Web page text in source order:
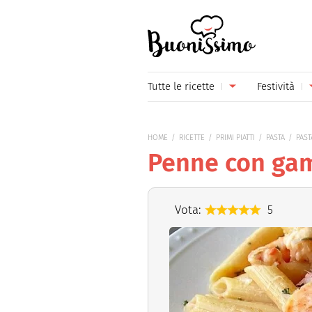
Tutte le ricette
Piatti unici
Contorni
Formaggi
Festività
Festa
Festa
Natale
HOME RICETTE PRIMI PIATTI PASTA
Penne con
Vota: 5